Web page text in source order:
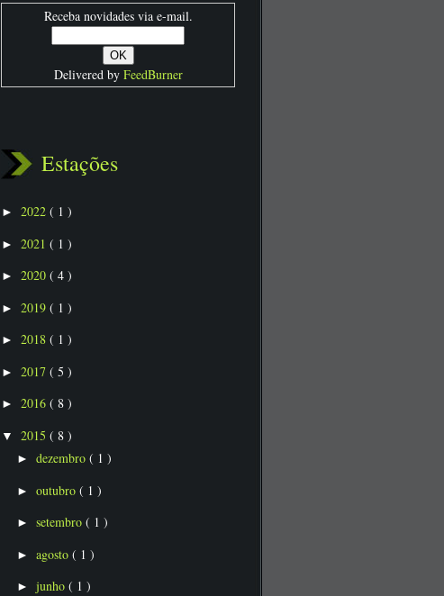
Receba novidades via e-mail.
Delivered by FeedBurner
Estações
► 2022 ( 1 )
► 2021 ( 1 )
► 2020 ( 4 )
► 2019 ( 1 )
► 2018 ( 1 )
► 2017 ( 5 )
► 2016 ( 8 )
▼ 2015 ( 8 )
► dezembro ( 1 )
► outubro ( 1 )
► setembro ( 1 )
► agosto ( 1 )
► junho ( 1 )